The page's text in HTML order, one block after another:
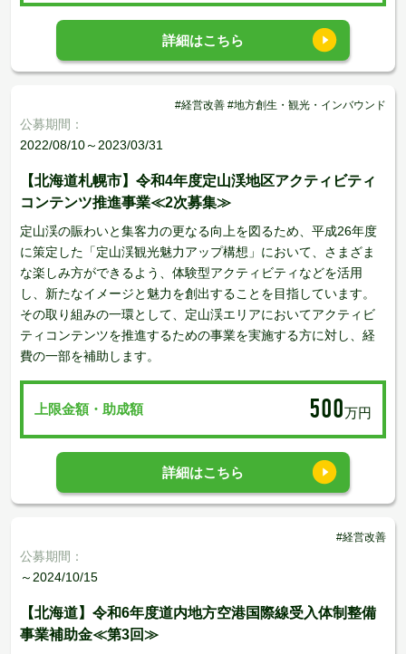
詳細はこちら
#経営改善 #地方創生・観光・インバウンド
公募期間：
2022/08/10～2023/03/31
【北海道札幌市】令和4年度定山渓地区アクティビティ
コンテンツ推進事業≪2次募集≫
定山渓の賑わいと集客力の更なる向上を図るため、平成26年度
に策定した「定山渓観光魅力アップ構想」において、さまざま
な楽しみ方ができるよう、体験型アクティビティなどを活用
し、新たなイメージと魅力を創出することを目指しています。
その取り組みの一環として、定山渓エリアにおいてアクティビ
ティコンテンツを推進するための事業を実施する方に対し、経
費の一部を補助します。
上限金額・助成額 500万円
詳細はこちら
#経営改善
公募期間：
～2024/10/15
【北海道】令和6年度道内地方空港国際線受入体制整備
事業補助金≪第3回≫